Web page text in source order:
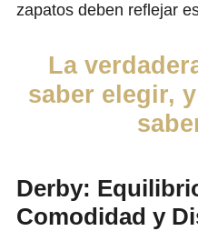
zapatos deben reflejar
La
saber elegir,
Derby:
Comodidad y